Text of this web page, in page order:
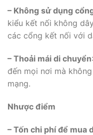
– Không sử dụng
kiểu kết nối không
các cổng kết nối với
– Thoải mái di chuyển
đến mọi nơi mà
mạng.
Nhược điểm
– Tốn chi phí để mua